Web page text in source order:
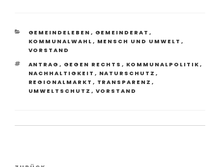
KATEGORIEN
GEMEINDELEBEN, GEMEINDERAT ,
KOMMUNALWAHL, MENSCH UND UMWELT ,
VORSTAND
SCHLAGWÖRTER
ANTRAG , GEGEN RECHTS , KOMMUNALPOLITIK,
NACHHALTIGKEIT , NATURSCHUTZ ,
REGIONALMARKT , TRANSPARENZ ,
UMWELTSCHUTZ , VORSTAND
Beitragsnavigation